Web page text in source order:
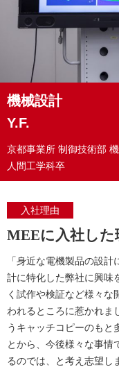
機械設計
Y.F.
京都事業所 制御技術部
人間工学科卒
入社理由
MEEに入社した
「身近な電機製品の設
計に特化した弊社に興味
く試作や検証など様々な
われるところに惹かれま
うキャッチコピーのもと
とから、今後様々な事情
るのでは、と考え志望し